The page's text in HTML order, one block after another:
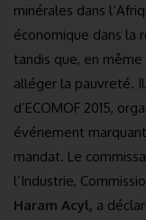
minérales dans
économique dans la
tandis que, en
alléger la pauvreté.
d’ECOMOF 2015,
événement
mandat. Le
l’Industrie,
Haram Acyl, a